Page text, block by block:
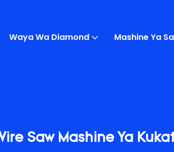
Waya Wa Diamond Mashine Ya
Saw Mashine Ya